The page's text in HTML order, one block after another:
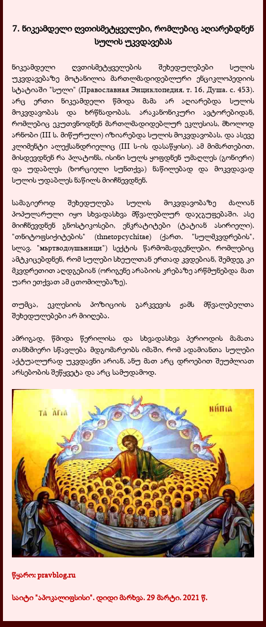
7. ნიკეამდელი ღვთისმეტყველები, რომლებიც აღიარებდნენ
სულის უკვდავებას
ნიკეამდელი ღვთისმეტყველების შეხედულებები სულის
უკვდავებაზე მოტანილია მართლმადიდებლური ენციკლოპედიის
სტატიაში "სული" (Православная Энциклопедия, т. 16, Душа. с. 453).
არც ერთი ნიკეამდელი წმიდა მამა არ აღიარებდა სულის
მოკვდავობას და ხრწნადობას. არაკანონიკური ავტორებიდან,
რომლებიც ეკუთვნოდნენ მართლმადიდებლურ ეკლესიას, მხოლოდ
არნობი (III ს. მიწურული) იზიარებდა სულის მოკვდავობას, და ასევე
კლიმენტი ალექსანდრიელიც (III ს-ის დასაწყისი). ამ მიმართებით,
მისდევდნენ რა პლატონს, ისინი სულს ყოფდნენ უმაღლეს (გონიერი)
და უდაბლეს (ხორციელი სუნთქვა) ნაწილებად და მოკვდავად
სულის უდაბლეს ნაწილს მიიჩნევდნენ.
სამაგიეროდ შეხედულება სულის მოკვდავობაზე ძალიან
პოპულარული იყო სხვადასხვა მწვალებლურ დაჯგუფებაში. ასე
მიიჩნევდნენ გნოსტიკოსები, ენკრატიტები (ტატიან ასირიელი).
"თნიტოფსიქიტების" (thnetopcychitae) (ქართ. "სულმკვდრების",
სლავ. "мьртводѹшьници") სექტის წარმომადგენლები, რომლებიც
ამტკიცებდნენ, რომ სულები სხეულთან ერთად კვდებიან, შემდეგ კი
მკვდრეთით აღდგებიან (ორიგენე არაბიის კრებაზე არწმუნებდა მათ
უარი ეთქვათ ამ ცთომილებაზე).
თუმცა, ეკლესიის პოზიციის გარკვევის ჟამს მწვალებელთა
შეხედულებები არ მიიღება.
ამრიგად, წმიდა წერილისა და სხვადასხვა პერიოდის მამათა
თანხმიერი სწავლება მდგომარეობს იმაში, რომ ადამიანთა სულები
აქტუალურად უკვდავნი არიან, ანუ მათ არც დროებით შეუძლიათ
არსებობის შეწყვეტა და არც სამუდამოდ.
წყარო: pravblog.ru
საიტი "აპოკალიფსისი". დიდი მარხვა. 29 მარტი. 2021 წ.